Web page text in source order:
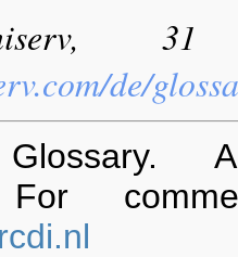
31
de/
Glossary.